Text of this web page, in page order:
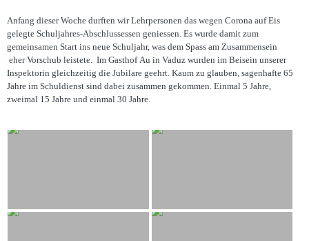
Anfang dieser Woche durften wir Lehrpersonen das wegen Corona auf Eis
gelegte Schuljahres-Abschlussessen geniessen. Es wurde damit zum
gemeinsamen Start ins neue Schuljahr, was dem Spass am Zusammensein
eher Vorschub leistete. Im Gasthof Au in Vaduz wurden im Beisein unserer
Inspektorin gleichzeitig die Jubilare geehrt. Kaum zu glauben, sagenhafte 65
Jahre im Schuldienst sind dabei zusammen gekommen. Einmal 5 Jahre,
zweimal 15 Jahre und einmal 30 Jahre.